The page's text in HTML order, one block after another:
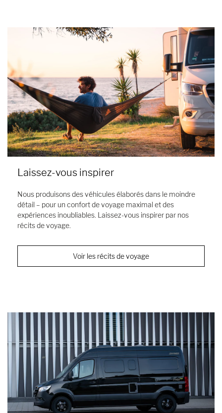
Laissez-vous inspirer
Nous produisons des véhicules élaborés dans le moindre
détail – pour un confort de voyage maximal et des
expériences inoubliables. Laissez-vous inspirer par nos
récits de voyage.
Voir les récits de voyage